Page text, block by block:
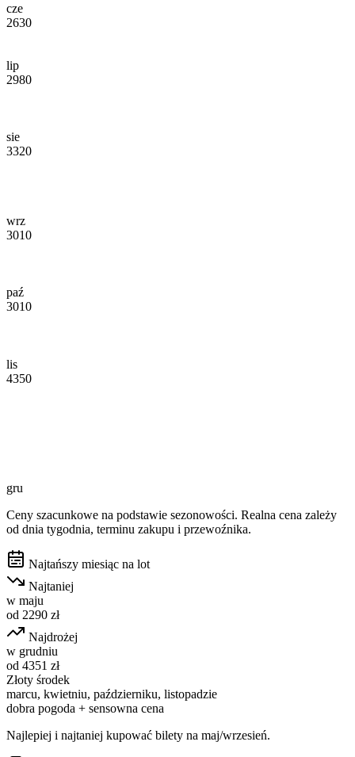
cze
2630
lip
2980
sie
3320
wrz
3010
paź
3010
lis
4350
gru
Ceny szacunkowe na podstawie sezonowości. Realna cena zależy
od dnia tygodnia, terminu zakupu i przewoźnika.
Najtańszy miesiąc na lot
Najtaniej
w maju
od 2290 zł
Najdrożej
w grudniu
od 4351 zł
Złoty środek
marcu, kwietniu, październiku, listopadzie
dobra pogoda + sensowna cena
Najlepiej i najtaniej kupować bilety na maj/wrzesień.